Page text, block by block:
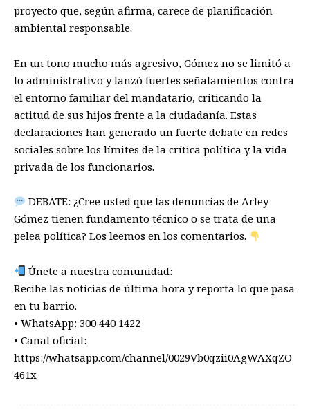
proyecto que, según afirma, carece de planificación
ambiental responsable.
En un tono mucho más agresivo, Gómez no se limitó a
lo administrativo y lanzó fuertes señalamientos contra
el entorno familiar del mandatario, criticando la
actitud de sus hijos frente a la ciudadanía. Estas
declaraciones han generado un fuerte debate en redes
sociales sobre los límites de la crítica política y la vida
privada de los funcionarios.
DEBATE: ¿Cree usted que las denuncias de Arley
Gómez tienen fundamento técnico o se trata de una
pelea política? Los leemos en los comentarios.
Únete a nuestra comunidad:
Recibe las noticias de última hora y reporta lo que pasa
en tu barrio.
• WhatsApp: 300 440 1422
• Canal oficial:
https://whatsapp.com/channel/0029Vb0qzii0AgWAXqZO
461x